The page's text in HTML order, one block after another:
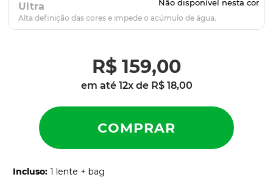
Ultra
R$ 159,00
em até 12x de R$ 18,00
Incluso: 1 lente + bag